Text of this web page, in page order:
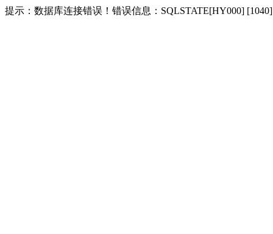
提示：数据库连接错误！错误信息：SQLSTATE[HY000] [1040]